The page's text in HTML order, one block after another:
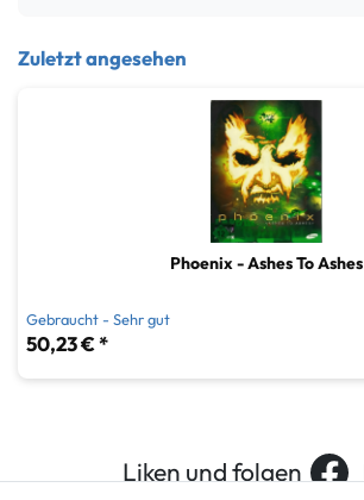
Zuletzt angesehen
Phoenix - Ashes To Ashes
Gebraucht - Sehr gut
50,23 € *
Liken und folgen